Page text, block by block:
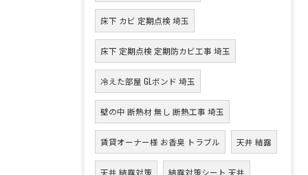
床下 カビ 定期点検 埼玉
床下 定期点検 定期防カビ工事 埼玉
冷えた部屋 GLボンド 埼玉
壁の中 断熱材 無し 断熱工事 埼玉
賃貸オーナー様 お香臭 トラブル 天井 結露
天井 結露対策 結露対策シート 天井